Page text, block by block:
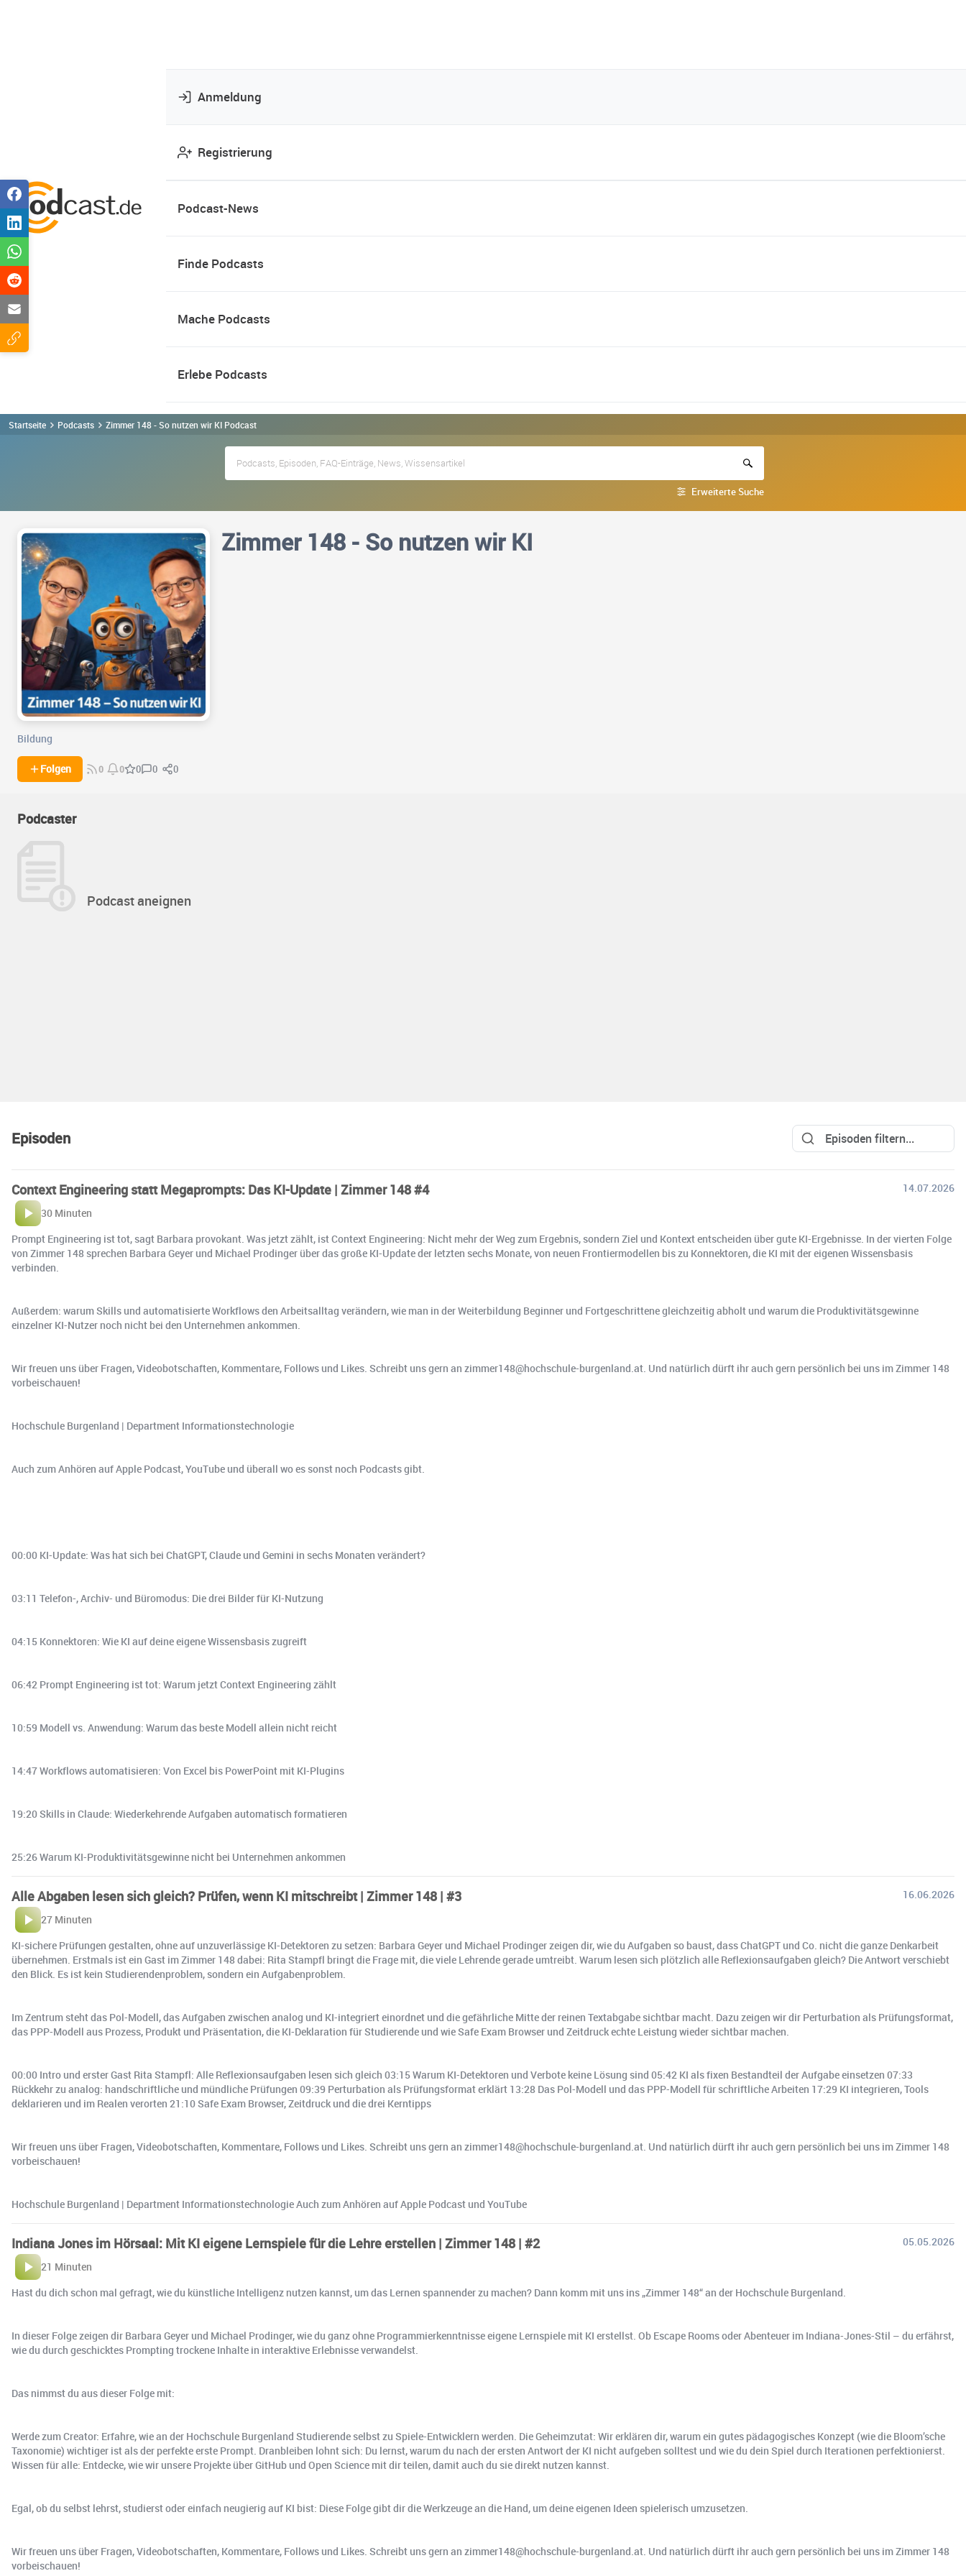
Anmeldung
Registrierung
Podcast-News
Finde Podcasts
Mache Podcasts
Erlebe Podcasts
Startseite Podcasts Zimmer 148 - So nutzen wir KI Podcast
Erweiterte Suche
Zimmer 148 - So nutzen wir KI
Bildung
Folgen 0 0 0 0 0
Podcaster
Podcast aneignen
Episoden
Context Engineering statt Megaprompts: Das KI-Update | Zimmer 148 #4
14.07.2026
30 Minuten
Prompt Engineering ist tot, sagt Barbara provokant. Was jetzt zählt, ist Context Engineering: Nicht mehr der Weg zum Ergebnis, sondern Ziel und Kontext entscheiden über gute KI-Ergebnisse. In der vierten Folge
von Zimmer 148 sprechen Barbara Geyer und Michael Prodinger über das große KI-Update der letzten sechs Monate, von neuen Frontiermodellen bis zu Konnektoren, die KI mit der eigenen Wissensbasis
verbinden.
Außerdem: warum Skills und automatisierte Workflows den Arbeitsalltag verändern, wie man in der Weiterbildung Beginner und Fortgeschrittene gleichzeitig abholt und warum die Produktivitätsgewinne
einzelner KI-Nutzer noch nicht bei den Unternehmen ankommen.
Wir freuen uns über Fragen, Videobotschaften, Kommentare, Follows und Likes. Schreibt uns gern an zimmer148@hochschule-burgenland.at. Und natürlich dürft ihr auch gern persönlich bei uns im Zimmer 148
vorbeischauen!
Hochschule Burgenland | Department Informationstechnologie
Auch zum Anhören auf Apple Podcast, YouTube und überall wo es sonst noch Podcasts gibt.
00:00 KI-Update: Was hat sich bei ChatGPT, Claude und Gemini in sechs Monaten verändert?
03:11 Telefon-, Archiv- und Büromodus: Die drei Bilder für KI-Nutzung
04:15 Konnektoren: Wie KI auf deine eigene Wissensbasis zugreift
06:42 Prompt Engineering ist tot: Warum jetzt Context Engineering zählt
10:59 Modell vs. Anwendung: Warum das beste Modell allein nicht reicht
14:47 Workflows automatisieren: Von Excel bis PowerPoint mit KI-Plugins
19:20 Skills in Claude: Wiederkehrende Aufgaben automatisch formatieren
25:26 Warum KI-Produktivitätsgewinne nicht bei Unternehmen ankommen
Alle Abgaben lesen sich gleich? Prüfen, wenn KI mitschreibt | Zimmer 148 | #3
16.06.2026
27 Minuten
KI-sichere Prüfungen gestalten, ohne auf unzuverlässige KI-Detektoren zu setzen: Barbara Geyer und Michael Prodinger zeigen dir, wie du Aufgaben so baust, dass ChatGPT und Co. nicht die ganze Denkarbeit
übernehmen. Erstmals ist ein Gast im Zimmer 148 dabei: Rita Stampfl bringt die Frage mit, die viele Lehrende gerade umtreibt. Warum lesen sich plötzlich alle Reflexionsaufgaben gleich? Die Antwort verschiebt
den Blick. Es ist kein Studierendenproblem, sondern ein Aufgabenproblem.
Im Zentrum steht das Pol-Modell, das Aufgaben zwischen analog und KI-integriert einordnet und die gefährliche Mitte der reinen Textabgabe sichtbar macht. Dazu zeigen wir dir Perturbation als Prüfungsformat,
das PPP-Modell aus Prozess, Produkt und Präsentation, die KI-Deklaration für Studierende und wie Safe Exam Browser und Zeitdruck echte Leistung wieder sichtbar machen.
00:00 Intro und erster Gast Rita Stampfl: Alle Reflexionsaufgaben lesen sich gleich 03:15 Warum KI-Detektoren und Verbote keine Lösung sind 05:42 KI als fixen Bestandteil der Aufgabe einsetzen 07:33
Rückkehr zu analog: handschriftliche und mündliche Prüfungen 09:39 Perturbation als Prüfungsformat erklärt 13:28 Das Pol-Modell und das PPP-Modell für schriftliche Arbeiten 17:29 KI integrieren, Tools
deklarieren und im Realen verorten 21:10 Safe Exam Browser, Zeitdruck und die drei Kerntipps
Wir freuen uns über Fragen, Videobotschaften, Kommentare, Follows und Likes. Schreibt uns gern an zimmer148@hochschule-burgenland.at. Und natürlich dürft ihr auch gern persönlich bei uns im Zimmer 148
vorbeischauen!
Hochschule Burgenland | Department Informationstechnologie Auch zum Anhören auf Apple Podcast und YouTube
Indiana Jones im Hörsaal: Mit KI eigene Lernspiele für die Lehre erstellen | Zimmer 148 | #2
05.05.2026
21 Minuten
Hast du dich schon mal gefragt, wie du künstliche Intelligenz nutzen kannst, um das Lernen spannender zu machen? Dann komm mit uns ins „Zimmer 148“ an der Hochschule Burgenland.
In dieser Folge zeigen dir Barbara Geyer und Michael Prodinger, wie du ganz ohne Programmierkenntnisse eigene Lernspiele mit KI erstellst. Ob Escape Rooms oder Abenteuer im Indiana-Jones-Stil – du erfährst,
wie du durch geschicktes Prompting trockene Inhalte in interaktive Erlebnisse verwandelst.
Das nimmst du aus dieser Folge mit:
Werde zum Creator: Erfahre, wie an der Hochschule Burgenland Studierende selbst zu Spiele-Entwicklern werden. Die Geheimzutat: Wir erklären dir, warum ein gutes pädagogisches Konzept (wie die Bloom’sche
Taxonomie) wichtiger ist als der perfekte erste Prompt. Dranbleiben lohnt sich: Du lernst, warum du nach der ersten Antwort der KI nicht aufgeben solltest und wie du dein Spiel durch Iterationen perfektionierst.
Wissen für alle: Entdecke, wie wir unsere Projekte über GitHub und Open Science mit dir teilen, damit auch du sie direkt nutzen kannst.
Egal, ob du selbst lehrst, studierst oder einfach neugierig auf KI bist: Diese Folge gibt dir die Werkzeuge an die Hand, um deine eigenen Ideen spielerisch umzusetzen.
Wir freuen uns über Fragen, Videobotschaften, Kommentare, Follows und Likes. Schreibt uns gern an ⁠⁠zimmer148@hochschule-burgenland.at⁠⁠. Und natürlich dürft ihr auch gern persönlich bei uns im Zimmer 148
vorbeischauen!